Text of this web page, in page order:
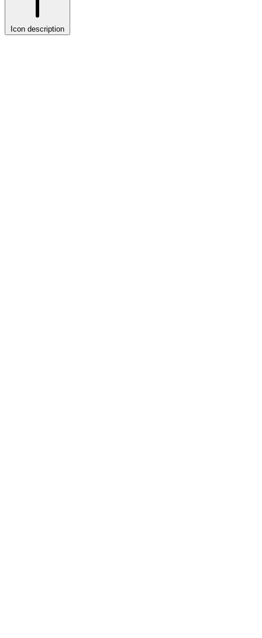
Icon description